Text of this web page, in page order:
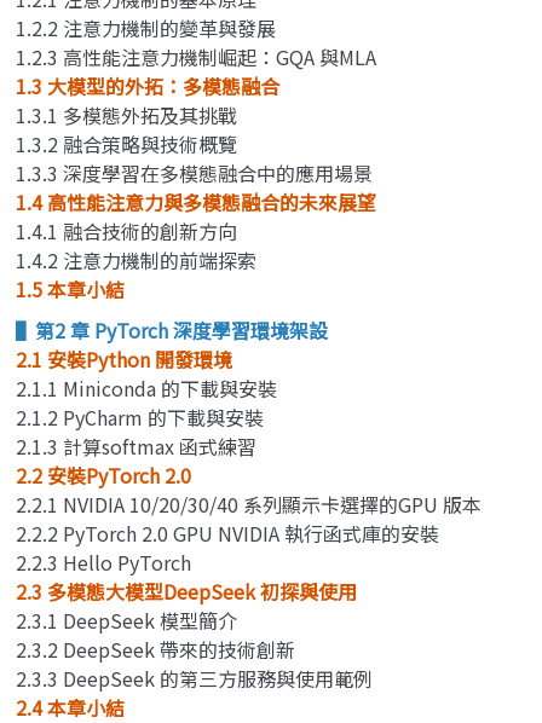
1.2.2 注意力機制的變革與發展
1.2.3 高性能注意力機制崛起：GQA 與MLA
1.3 大模型的外拓：多模態融合
1.3.1 多模態外拓及其挑戰
1.3.2 融合策略與技術概覽
1.3.3 深度學習在多模態融合中的應用場景
1.4 高性能注意力與多模態融合的未來展望
1.4.1 融合技術的創新方向
1.4.2 注意力機制的前端探索
1.5 本章小結
▌第2 章 PyTorch 深度學習環境架設
2.1 安裝Python 開發環境
2.1.1 Miniconda 的下載與安裝
2.1.2 PyCharm 的下載與安裝
2.1.3 計算softmax 函式練習
2.2 安裝PyTorch 2.0
2.2.1 NVIDIA 10/20/30/40 系列顯示卡選擇的GPU 版本
2.2.2 PyTorch 2.0 GPU NVIDIA 執行函式庫的安裝
2.2.3 Hello PyTorch
2.3 多模態大模型DeepSeek 初探與使用
2.3.1 DeepSeek 模型簡介
2.3.2 DeepSeek 帶來的技術創新
2.3.3 DeepSeek 的第三方服務與使用範例
2.4 本章小結